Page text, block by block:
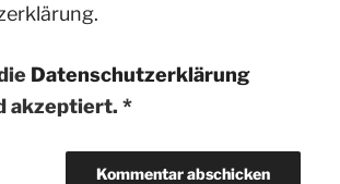
Datenschutzerklärung
akzeptiert. *